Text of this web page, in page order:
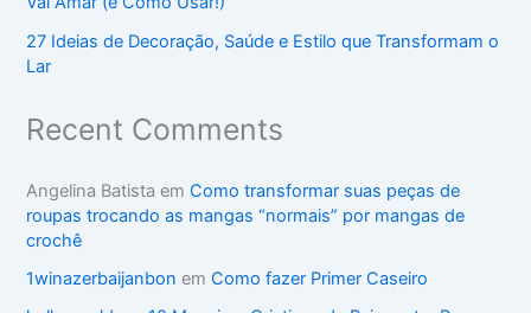
27 Ideias de Decoração, Saúde e Estilo que Transformam o
Lar
Recent Comments
Angelina Batista em Como transformar suas peças de
roupas trocando as mangas “normais” por mangas de
crochê
1winazerbaijanbon em Como fazer Primer Caseiro